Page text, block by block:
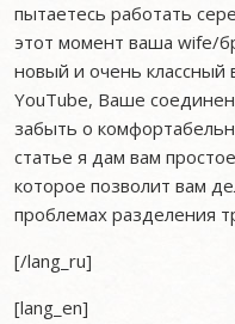
пытаетесь работать
этот момент ваша wife/
новый и очень классный
YouTube, Ваше
забыть о
статье я дам вам
которое позволит вам
проблемах разделения
[/lang_ru]
[lang_en]